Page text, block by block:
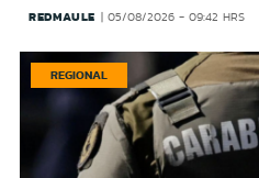
REDMAULE 05/08/2026 - 09:42 HRS
REGIONAL